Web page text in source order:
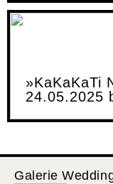
»KaKaKaTi
24.05.2025